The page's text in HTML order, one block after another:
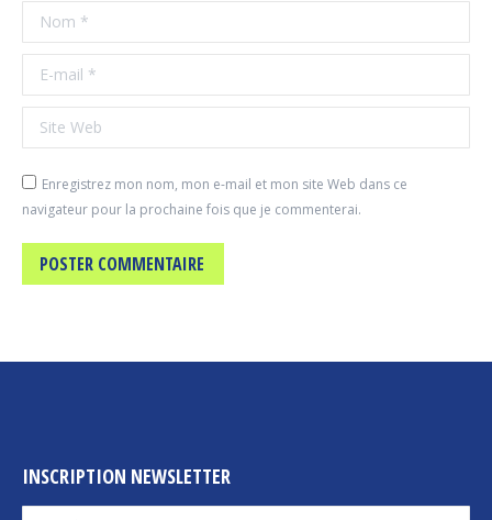
Nom *
E-mail *
Site Web
Enregistrez mon nom, mon e-mail et mon site Web dans ce
navigateur pour la prochaine fois que je commenterai.
POSTER COMMENTAIRE
INSCRIPTION NEWSLETTER